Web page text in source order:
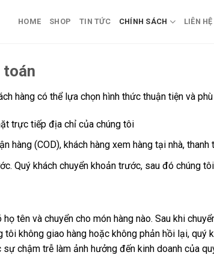
HOME SHOP TIN TỨC CHÍNH SÁCH LIÊN HỆ
toán
hàng có thể lựa chọn hình thức thuận tiện và
trực tiếp địa chỉ của chúng tôi
hàng (COD), khách hàng xem hàng tại nhà,
Quý khách chuyển khoản trước, sau đó chúng
tên và chuyển cho món hàng nào. Sau khi
tôi không giao hàng hoặc không phản hồi lại,
chậm trễ làm ảnh hưởng đến kinh doanh của